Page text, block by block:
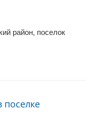
район, поселок